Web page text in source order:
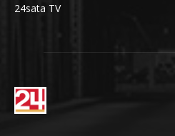
24sata TV